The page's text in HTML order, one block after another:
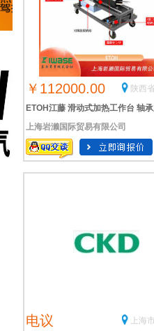
￥112000.00
陕西
ETOH江藤 滑动式加热工作台 轴
热器大型IHE2320G
上海岩濑国际贸易有限公司
电议
上海